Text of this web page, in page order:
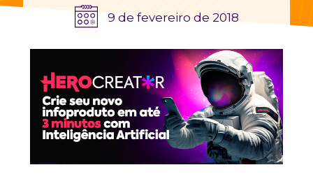
9 de fevereiro de 2018